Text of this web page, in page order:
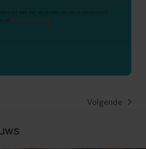
gebruikt voor het versturen van onze nieuwsbrief
Privacyverklaring
next
Volgende